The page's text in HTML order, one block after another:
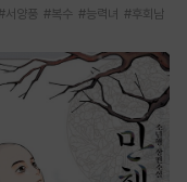
서양풍 #복수 #능력녀 #후회남